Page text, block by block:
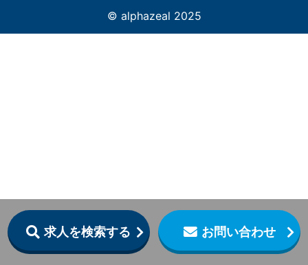
求人を検索する お問い合わせ
© alphazeal 2025